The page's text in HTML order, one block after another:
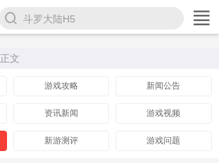
斗罗大陆H5
正文
游戏攻略 新闻公告
资讯新闻 游戏视频
新游测评 游戏问题